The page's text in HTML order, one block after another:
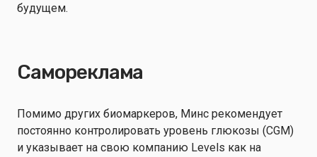
будущем.
Самореклама
Помимо других биомаркеров, Минс рекомендует
постоянно контролировать уровень глюкозы (CGM)
и указывает на свою компанию Levels как на